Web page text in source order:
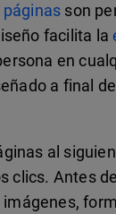
son
facilita la
en
a final
al
clics. Antes